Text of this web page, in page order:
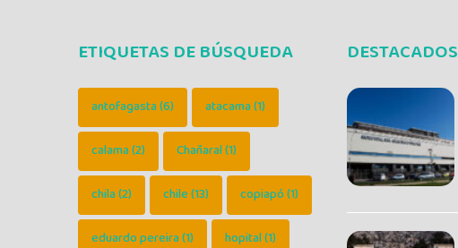
ETIQUETAS DE BÚSQUEDA
antofagasta(6) atacama(1)
calama(2) Chañaral(1)
chila(2) chile(13) copiapó(1)
eduardo pereira(1) hopital(1)
DESTACADOS